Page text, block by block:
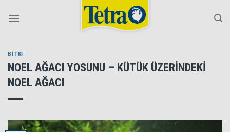
BİTKİ
NOEL AĞACI YOSUNU – KÜTÜK ÜZERİNDEKİ
NOEL AĞACI